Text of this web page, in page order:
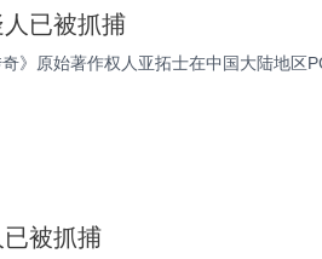
人已被抓捕
》原始著作权人亚拓士在中国大陆地区
已被抓捕